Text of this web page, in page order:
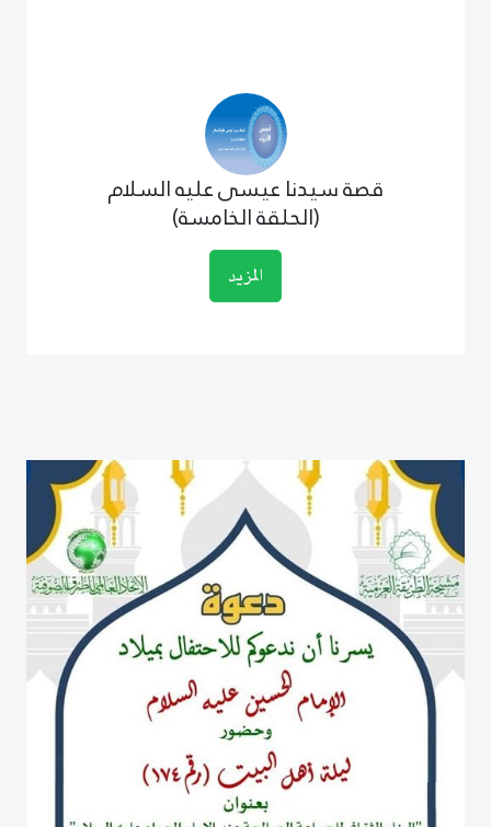
قصة سيدنا عيسى عليه السلام
(الحلقة الخامسة)
المزيد